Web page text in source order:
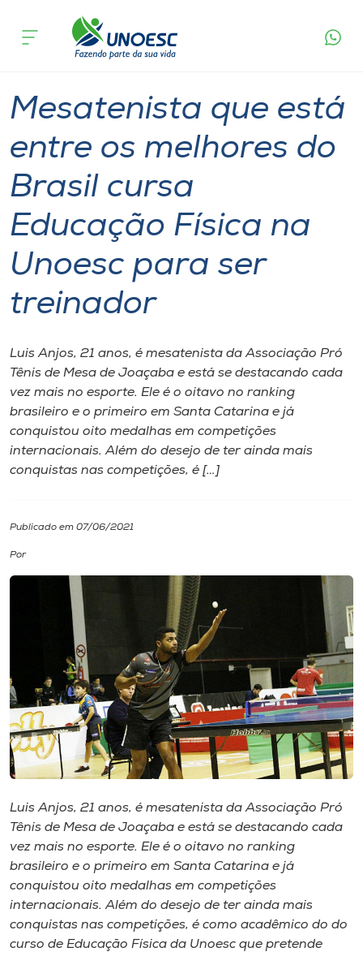
Cursos
Pesquisa
Atendimento ao Estudante
Portal de Ensino
Unoesc
Internacionalização
I.nova
Diplomados
Biblioteca
Rádio
Museu
Unoesc
Store
Selecione
o idioma
acontece
treinador
Mesatenista que está
entre os melhores do
Brasil cursa
Educação Física na
Unoesc para ser
treinador
Luis Anjos, 21 anos, é mesatenista da Associação Pró
Tênis de Mesa de Joaçaba e está se destacando cada
vez mais no esporte. Ele é o oitavo no ranking
brasileiro e o primeiro em Santa Catarina e já
conquistou oito medalhas em competições
internacionais. Além do desejo de ter ainda mais
conquistas nas competições, é […]
Publicado em 07/06/2021
Por
Luis Anjos, 21 anos, é mesatenista da Associação Pró
Tênis de Mesa de Joaçaba e está se destacando cada
vez mais no esporte. Ele é o oitavo no ranking
brasileiro e o primeiro em Santa Catarina e já
conquistou oito medalhas em competições
internacionais. Além do desejo de ter ainda mais
conquistas nas competições, é como acadêmico do do
curso de Educação Física da Unoesc que pretende